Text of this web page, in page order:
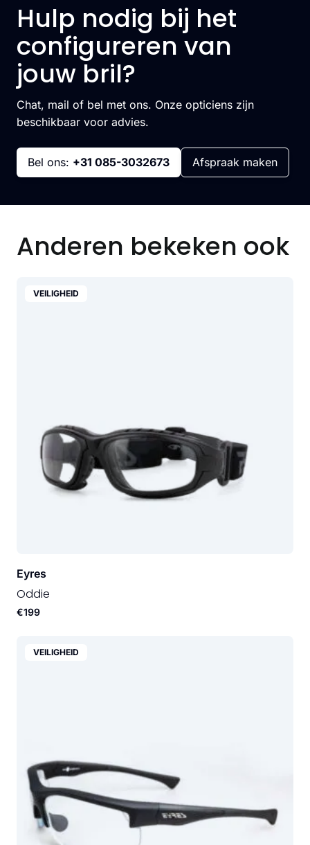
Hulp nodig bij het
configureren van
jouw bril?
Chat, mail of bel met ons. Onze opticiens zijn
beschikbaar voor advies.
Bel ons: +31 085-3032673 Afspraak maken
Anderen bekeken ook
VEILIGHEID
Eyres
Oddie
€199
VEILIGHEID